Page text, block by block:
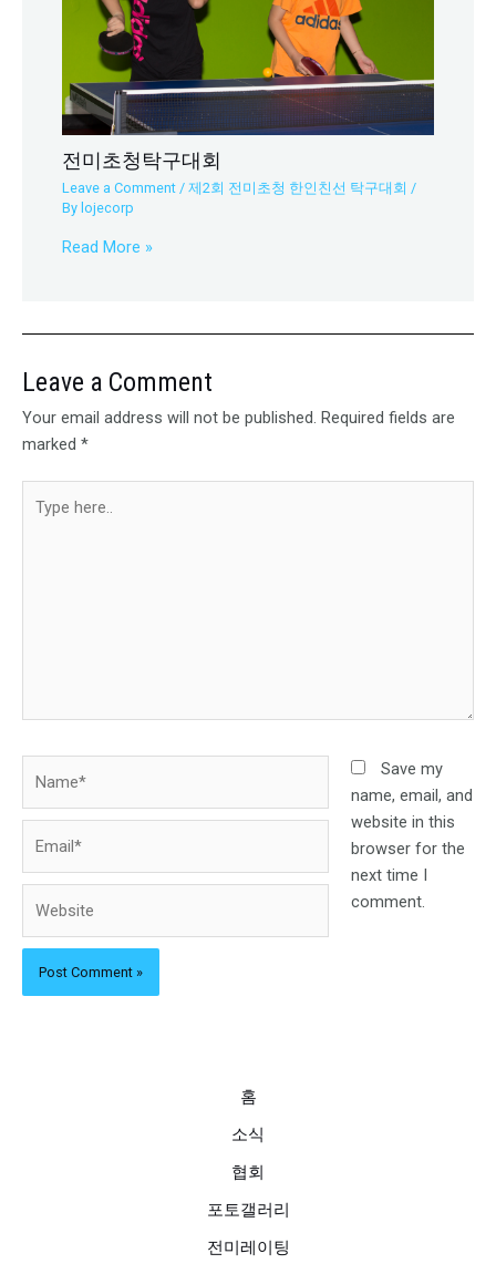
전미초청탁구대회
Leave a Comment /제2회 전미초청 한인친선 탁구대회 /
Bylojecorp
Read More »
Leave a Comment
Your email address will not be published. Required fields are
marked *
here..
Save my
name, email, and
website in this
browser for the
next time I
comment.
홈
소식
협회
포토갤러리
전미레이팅